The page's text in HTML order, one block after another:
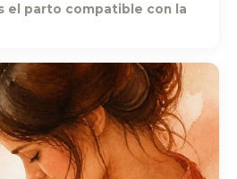
el parto compatible con la